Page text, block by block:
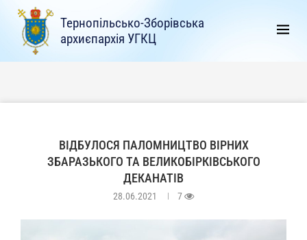
Тернопільсько-Зборівська
архиєпархія УГКЦ
ВІДБУЛОСЯ ПАЛОМНИЦТВО ВІРНИХ
ЗБАРАЗЬКОГО ТА ВЕЛИКОБІРКІВСЬКОГО
ДЕКАНАТІВ
28.06.2021 7